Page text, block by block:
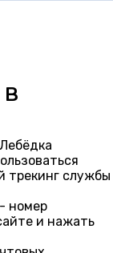
трекинг службы
номер
и нажать